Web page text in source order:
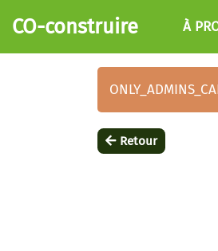
Aller au contenu principal
CO-construire À
Retour